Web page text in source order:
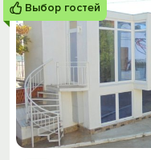
Выбор гостей